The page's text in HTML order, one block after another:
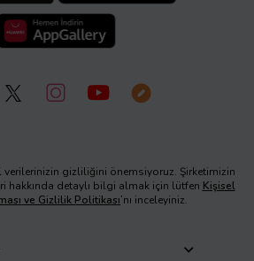
verilerinizin gizliliğini önemsiyoruz. Şirketimizin
hakkında detaylı bilgi almak için lütfen Kişisel
ve Gizlilik Politikası’nı inceleyiniz.